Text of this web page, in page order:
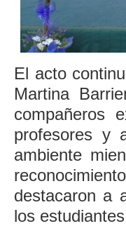
El acto
Martina
compañeros
profesores y
ambiente
destacaron a
los